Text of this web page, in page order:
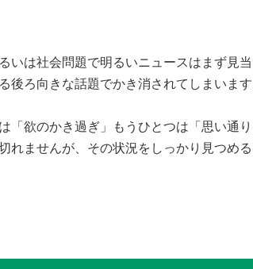
は社会問題で明るいニュースはまず見
ろ向きな話題でかき消されてしまいます
「欲のかき過ぎ」もうひとつは「思い通
れませんが、その状況をしっかり見つめ